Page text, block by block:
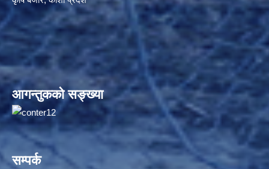
आगन्तुकको सङ्ख्या
सम्पर्क